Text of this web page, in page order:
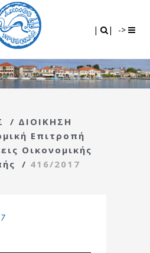
| | ->
/ ΔΙΟΙΚΗΣΗ
Επιτροπή
Οικονομικής
/ 416/2017